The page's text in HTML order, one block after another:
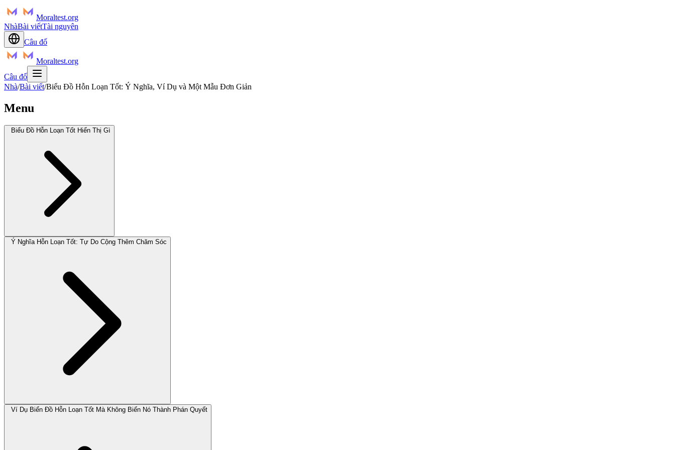
Moraltest.org
NhàBài viếtTài nguyên
Câu đố
Moraltest.org
Câu đố
Nhà/Bài viết/Biểu Đồ Hỗn Loạn Tốt: Ý Nghĩa, Ví Dụ và Một Mẫu Đơn Giản
Menu
Biểu Đồ Hỗn Loạn Tốt Hiển Thị Gì
Ý Nghĩa Hỗn Loạn Tốt: Tự Do Cộng Thêm Chăm Sóc
Ví Dụ Biển Đồ Hỗn Loạn Tốt Mà Không Biến Nó Thành Phán Quyết